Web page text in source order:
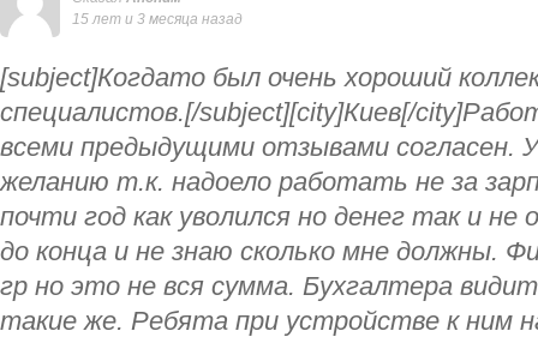
15 лет и 3 месяца назад
[subject]Когдато был очень хороший
специалистов.[/subject][city]Киев[/
всеми предыдущими отзывами согласен.
желанию т.к. надоело работать не за
почти год как уволился но денег так и
до конца и не знаю сколько мне должны.
гр но это не вся сумма. Бухгалтера
такие же. Ребята при устройстве к ним